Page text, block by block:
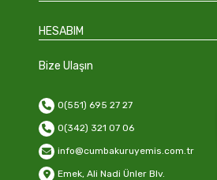
HESABIM
Bize Ulaşın
0(551) 695 27 27
0(342) 321 07 06
info@cumbakuruyemis.com.tr
Emek, Ali Nadi Ünler Blv.